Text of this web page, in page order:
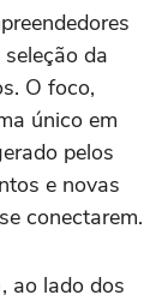
da
O foco,
único em
pelos
e novas
conectarem.
ao lado dos